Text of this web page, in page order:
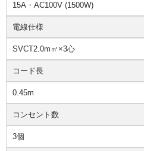
15A・AC100V (1500W)
電線仕様
SVCT2.0m㎡×3心
コード長
0.45m
コンセント数
3個